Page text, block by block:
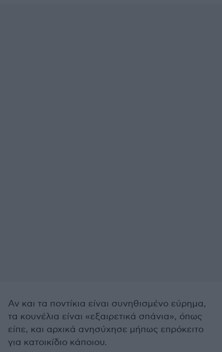
Αν και τα ποντίκια είναι συνηθισμένο εύρημα,
τα κουνέλια είναι «εξαιρετικά σπάνια», όπως
είπε, και αρχικά ανησύχησε μήπως επρόκειτο
για κατοικίδιο κάποιου.